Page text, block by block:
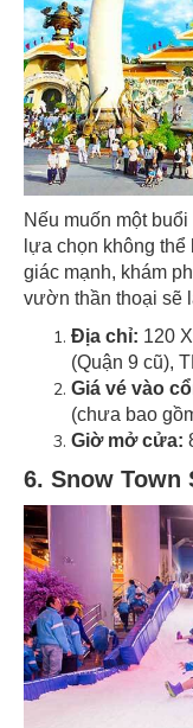
Nếu muốn một
lựa chọn không
giác mạnh, khám
vườn thần thoại sẽ
Địa chỉ: 120
(Quận 9 cũ),
Giá vé vào
(chưa bao
Giờ mở cửa:
6. Snow Town